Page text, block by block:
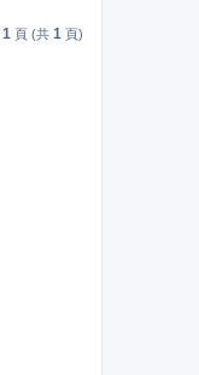
1 頁 (共 1 頁)